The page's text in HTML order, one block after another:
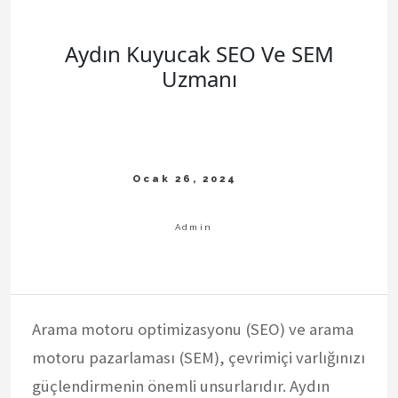
Aydın Kuyucak SEO Ve SEM
Uzmanı
Arama motoru optimizasyonu (SEO) ve arama
motoru pazarlaması (SEM), çevrimiçi varlığınızı
güçlendirmenin önemli unsurlarıdır. Aydın